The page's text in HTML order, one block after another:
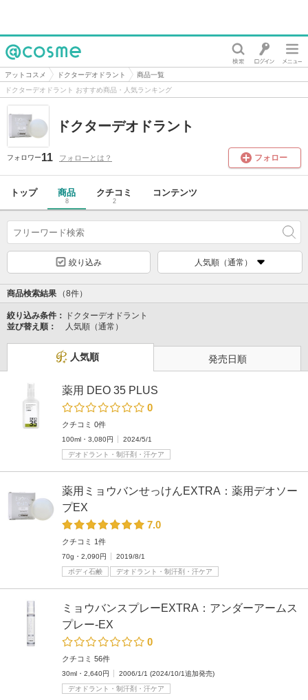
@cosme
アットコスメ ドクターデオドラント
商品一覧
ドクターデオドラント おすすめ商品・人気ランキング
ドクターデオドラント
フォロワー11 フォローとは？ フォロー
トップ 商品
8
クチコミ
2
コンテンツ
絞り込み 人気順（通常）
商品検索結果 （8件）
絞り込み条件：
ドクターデオドラント
並び替え順：
人気順（通常）
人気順 発売日順
薬用 DEO 35 PLUS
0
クチコミ 0件
100ml・3,080円
2024/5/1
デオドラント・制汗剤・汗ケア
薬用ミョウバンせっけんEXTRA：薬用デオソー
プEX
7.0
クチコミ 1件
70g・2,090円
2019/8/1
ボディ石鹸
デオドラント・制汗剤・汗ケア
ミョウバンスプレーEXTRA：アンダーアームス
プレー-EX
0
クチコミ 56件
30ml・2,640円
2006/1/1 (2024/10/1追加発売)
デオドラント・制汗剤・汗ケア